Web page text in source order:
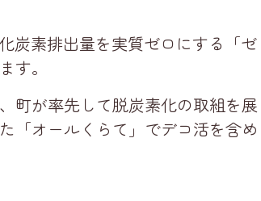
炭素排出量を実質ゼロにする「ゼ
す。
町が率先して脱炭素化の取組を展
「オールくらて」でデコ活を含め